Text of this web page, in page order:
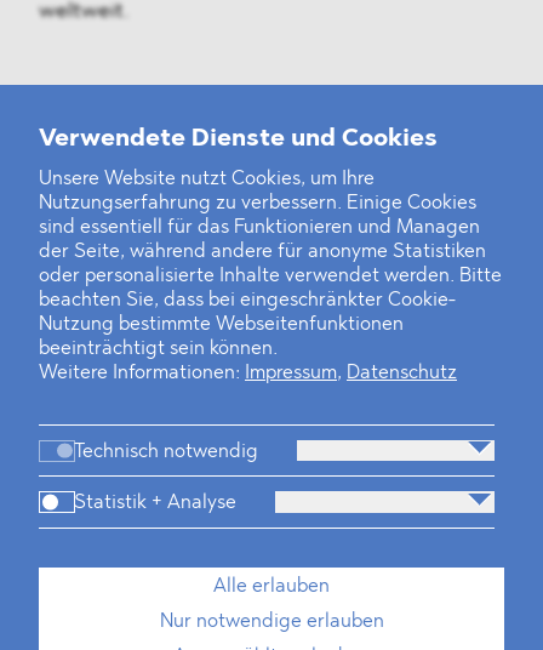
Verwendete Dienste und Cookies
Unsere Website nutzt Cookies, um Ihre
Nutzungserfahrung zu verbessern. Einige Cookies
sind essentiell für das Funktionieren und Managen
der Seite, während andere für anonyme Statistiken
oder personalisierte Inhalte verwendet werden. Bitte
beachten Sie, dass bei eingeschränkter Cookie-
Nutzung bestimmte Webseitenfunktionen
beeinträchtigt sein können.
Weitere Informationen:
Impressum, Datenschutz
Technisch notwendig
Statistik + Analyse
Alle erlauben
Nur notwendige erlauben
weltweit.
Weitere Neuigkeiten
Finanz- und Energiesektor im Visier
Private Dancer
Game Over?
Standorte
Brasilien-Praxis